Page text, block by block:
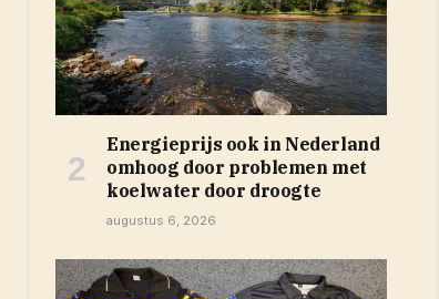
Energieprijs ook in Nederland
omhoog door problemen met
koelwater door droogte
augustus 6, 2026